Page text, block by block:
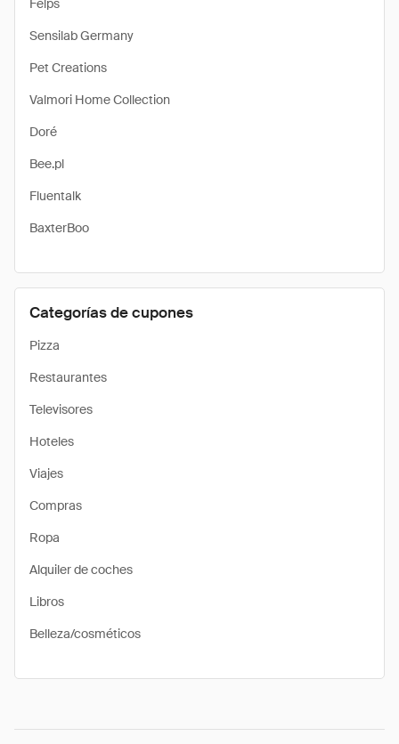
Felps
Sensilab Germany
Pet Creations
Valmori Home Collection
Doré
Bee.pl
Fluentalk
BaxterBoo
Categorías de cupones
Pizza
Restaurantes
Televisores
Hoteles
Viajes
Compras
Ropa
Alquiler de coches
Libros
Belleza/cosméticos